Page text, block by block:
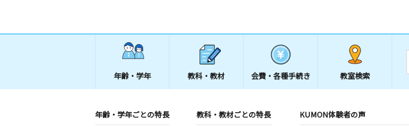
神奈川県平塚市代官町１０－１４ ネオシティ湘
山下教室
3歳～高校生
神奈川県平塚市山下３丁目２４番１１号
年齢・学年 教科・教材 会費・ 各種手続き 教室検索
年齢・学年ごとの特長 教科・教材ごとの特長 KUMON体験者の声